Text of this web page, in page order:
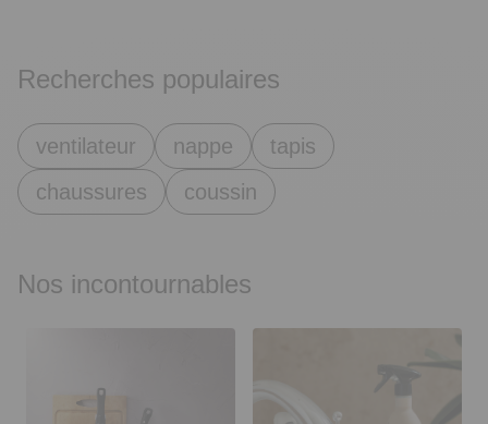
Recherches populaires
ventilateur nappe
tapis
chaussures
coussin
Nos incontournables